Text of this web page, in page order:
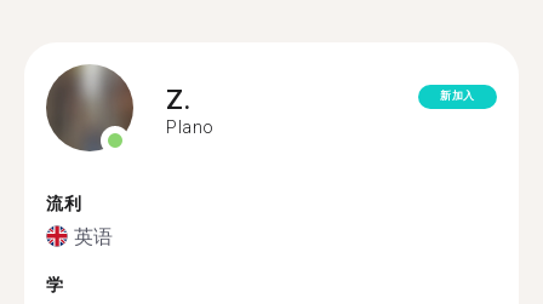
Z.
Plano
新加入
流利
英语
学